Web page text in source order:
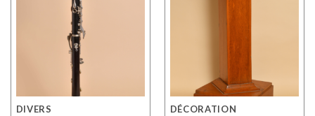
DIVERS DÉCORATION